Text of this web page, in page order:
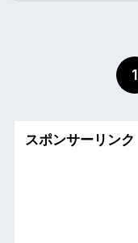
1
スポンサーリンク